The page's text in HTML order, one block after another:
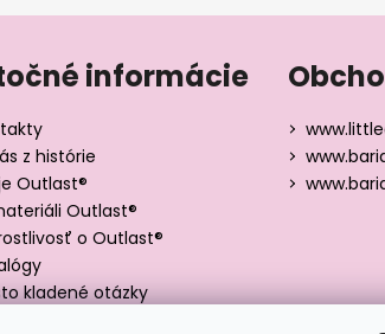
informácie
z histórie
Outlast®
Outlast®
o Outlast®
kladené otázky